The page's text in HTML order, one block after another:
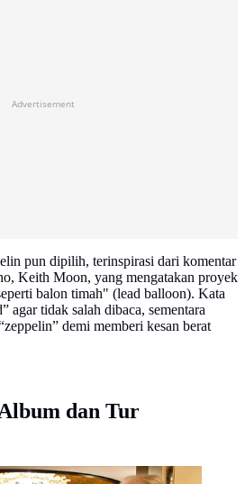
Advertisement
pun dipilih, terinspirasi dari komentar
Keith Moon, yang mengatakan proyek
balon timah" (lead balloon). Kata
agar tidak salah dibaca, sementara
demi memberi kesan berat
dan Tur